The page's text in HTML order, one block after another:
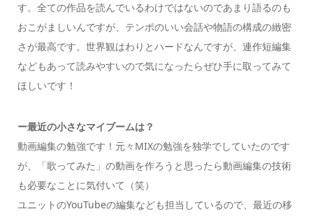
す。全ての作品を読んでいるわけではないのであまり語るのも
おこがましいんですが、テンポのいい会話や物語の構成の緻密
さが最高です。世界観はわりとハードなんですが、連作短編集
などもあって読みやすいので気になったらぜひ手に取ってみて
ほしいです！
ー最近の小さなマイブームは？
動画編集の勉強です！元々MIXの勉強を独学でしていたのです
が、「歌ってみた」の動画を作ろうと思ったら動画編集の技術
も必要なことに気付いて（笑）
ユニットのYouTubeの編集なども担当しているので、最近の移